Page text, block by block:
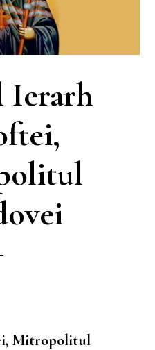
Ierarh
Mitropolitul